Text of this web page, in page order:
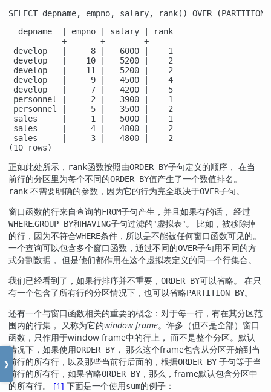
❯
SELECT depname, empno, salary, rank() OVER (PARTITION
  depname  | empno | salary | rank
-----------+-------+--------+------
develop   |     8 |   6000 |    1
develop   |    10 |   5200 |    2
develop   |    11 |   5200 |    2
develop   |     9 |   4500 |    4
develop   |     7 |   4200 |    5
personnel |     2 |   3900 |    1
personnel |     5 |   3500 |    2
sales     |     1 |   5000 |    1
sales     |     4 |   4800 |    2
sales     |     3 |   4800 |    2
(10 rows)
正如此处所示， rank函数按照由ORDER BY子句定义的顺序， 在当
前行的分区里为每个不同的ORDER BY值产生了一个数值排名。
rank 不需要明确的参数，因为它的行为完全取决于OVER子句。
窗口函数的行来自查询的FROM子句产生，并且如果有的话， 经过
WHERE,GROUP BY和HAVING子句过滤的"虚拟表"。 比如，被移除掉
的行，因为不符合WHERE条件，所以是不能被任何窗口函数可见的。
一个查询可以包含多个窗口函数，通过不同的OVER子句用不同的方
式分割数据， 但是他们都作用在这个虚拟表定义的同一个行集合。
我们已经看到了，如果行排序并不重要， ORDER BY可以省略。 在只
有一个包含了所有行的分区情况下，也可以省略PARTITION BY。
还有一个与窗口函数相关的重要的概念：对于每一行，有在其分区范
围内的行集， 又称为它的window frame。许多（但不是全部）窗口
函数，只作用于window frame中的行上， 而不是整个分区。默认
情况下，如果使用ORDER BY ， 那么这个frame包含从分区开始到当
前行的所有行，以及那些当前行后面的，根据ORDER BY 子句等于当
前行的所有行，如果省略ORDER BY ，那么，frame默认包含分区中
的所有行。 [1] 下面是一个使用sum的例子：